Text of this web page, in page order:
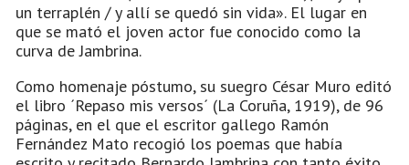
un terraplén / y allí se quedó sin vida». El lugar en
que se mató el joven actor fue conocido como la
curva de Jambrina.
Como homenaje póstumo, su suegro César Muro editó
el libro ´Repaso mis versos´ (La Coruña, 1919), de 96
páginas, en el que el escritor gallego Ramón
Fernández Mato recogió los poemas que había